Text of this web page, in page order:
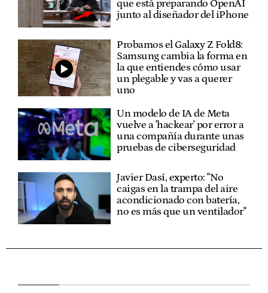
que está preparando OpenAI
junto al diseñador del iPhone
Probamos el Galaxy Z Fold8:
Samsung cambia la forma en
la que entiendes cómo usar
un plegable y vas a querer
uno
Un modelo de IA de Meta
vuelve a 'hackear' por error a
una compañía durante unas
pruebas de ciberseguridad
Javier Dasí, experto: "No
caigas en la trampa del aire
acondicionado con batería,
no es más que un ventilador"